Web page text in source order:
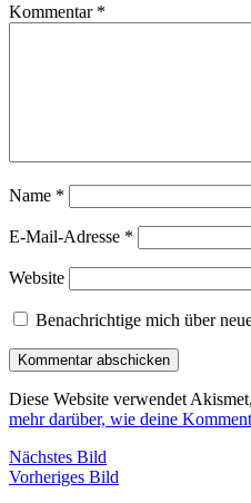
Kommentar *
Name *
E-Mail-Adresse *
Website
Benachrichtige mich über
Diese Website verwendet
mehr darüber, wie deine
Nächstes Bild
Vorheriges Bild